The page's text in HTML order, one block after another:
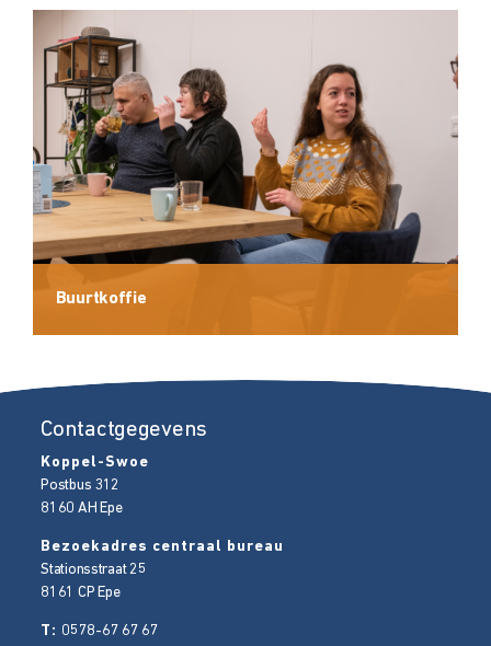
Buurtkoffie
Contactgegevens
Koppel-Swoe
Postbus 312
8160 AH Epe
Bezoekadres centraal bureau
Stationsstraat 25
8161 CP Epe
T: 0578-67 67 67